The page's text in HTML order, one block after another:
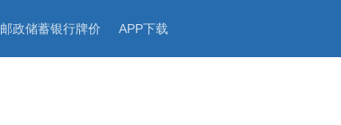
邮政储蓄银行牌价 APP下载